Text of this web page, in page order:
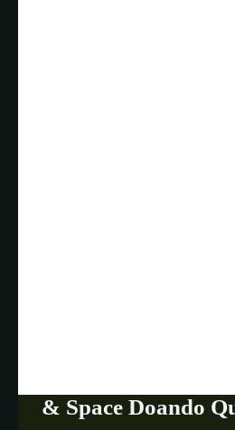
Neandertal e Sapiens
Apoie a
& Space Doando